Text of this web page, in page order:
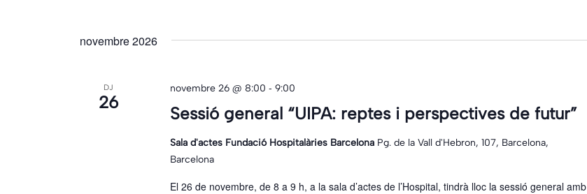
novembre 2026
DJ
26
Sessió general “UIPA: reptes i perspectives de futur”
novembre 26 @ 8:00 -9:00
Sala d'actes Fundació Hospitalàries Barcelona Pg. de la Vall d'Hebron, 107, Barcelona,
Barcelona
El 26 de novembre, de 8 a 9 h, a la sala d’actes de l’Hospital, tindrà lloc la sessió general amb